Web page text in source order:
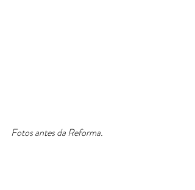
Fotos antes da Reforma.